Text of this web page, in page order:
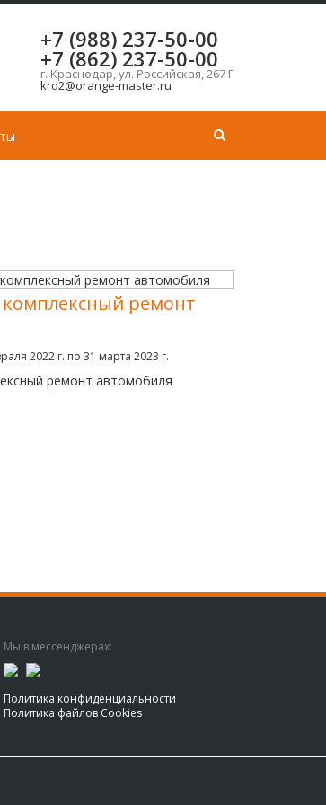
+7 (988) 237-50-00
+7 (862) 237-50-00
г. Краснодар, ул. Российская, 267 Г
krd2@orange-master.ru
комплексный ремонт
2022 г. по 31 марта 2023 г.
ремонт автомобиля
Мы в мессенджерах:
Политика конфиденциальности
Политика файлов Cookies